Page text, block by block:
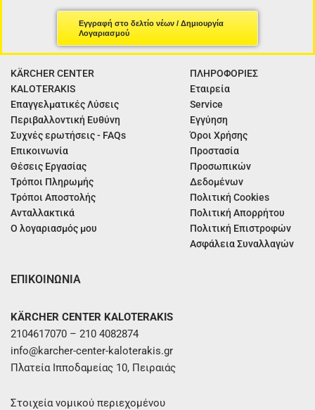
Εγγραφή στο δελτίο νέων / Δημιουργία
Λογαριασμού
KÄRCHER CENTER
KALOTERAKIS
Επαγγελματικές Λύσεις
Περιβαλλοντική Ευθύνη
Συχνές ερωτήσεις - FAQs
Επικοινωνία
Θέσεις Εργασίας
Τρόποι Πληρωμής
Τρόποι Αποστολής
Ανταλλακτικά
Ο λογαριασμός μου
ΠΛΗΡΟΦΟΡΙΕΣ
Εταιρεία
Service
Εγγύηση
Όροι Χρήσης
Προστασία
Προσωπικών
Δεδομένων
Πολιτική Cookies
Πολιτική Απορρήτου
Πολιτική Επιστροφών
Ασφάλεια Συναλλαγών
ΕΠΙΚΟΙΝΩΝΙΑ
KÄRCHER CENTER KALOTERAKIS
2104617070 – 210 4082874
info@karcher-center-kaloterakis.gr
Πλατεία Ιπποδαμείας 10, Πειραιάς
Στοιχεία νομικού περιεχομένου